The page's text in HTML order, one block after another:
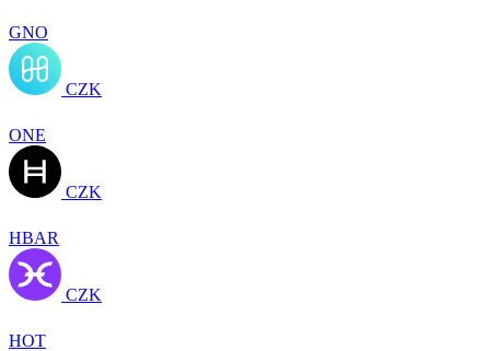
GNO
CZK
ONE
CZK
HBAR
CZK
HOT